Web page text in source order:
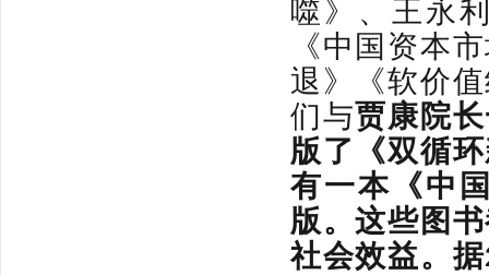
噬》、王永
《中国资本
退》《软价
们与贾康院长
版了
《双循
有一本《中
版 。这些图
社会效益。据